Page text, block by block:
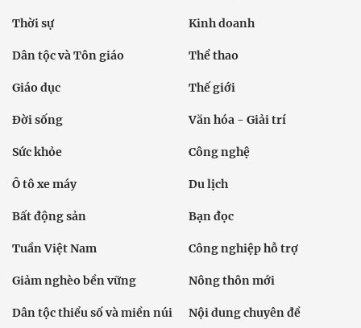
Thời sự Kinh doanh
Dân tộc và Tôn giáo Thể thao
Giáo dục Thế giới
Đời sống Văn hóa - Giải trí
Sức khỏe Công nghệ
Ô tô xe máy Du lịch
Bất động sản Bạn đọc
Tuần Việt Nam Công nghiệp hỗ trợ
Giảm nghèo bền vững Nông thôn mới
Dân tộc thiểu số và miền núi Nội dung chuyên đề